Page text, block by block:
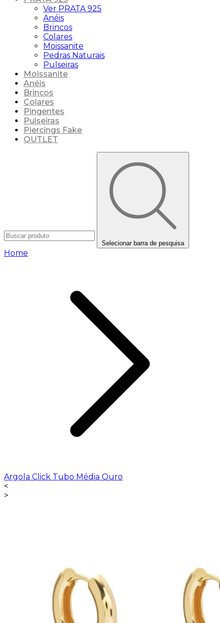
Ver PRATA 925
Anéis
Brincos
Colares
Moissanite
Pedras Naturais
Pulseiras
Moissanite
Anéis
Brincos
Colares
Pingentes
Pulseiras
Piercings Fake
OUTLET
Selecionar barra de pesquisa
Home
Argola Click Tubo Média Ouro
<
>